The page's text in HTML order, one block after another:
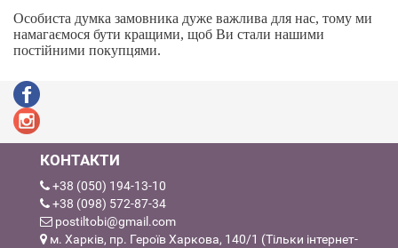
Особиста думка замовника дуже важлива для нас, тому ми
намагаємося бути кращими, щоб Ви стали нашими
постійними покупцями.
КОНТАКТИ
+38 (050) 194-13-10
+38 (098) 572-87-34
postiltobi@gmail.com
м. Харків, пр. Героїв Харкова, 140/1 (Тільки інтернет-